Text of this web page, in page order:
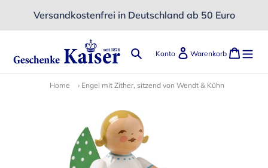
Versandkostenfrei in Deutschland ab 50 Euro
Suchen
Konto Einloggen
Warenkorb
Home › Engel mit Zither, sitzend von Wendt & Kühn